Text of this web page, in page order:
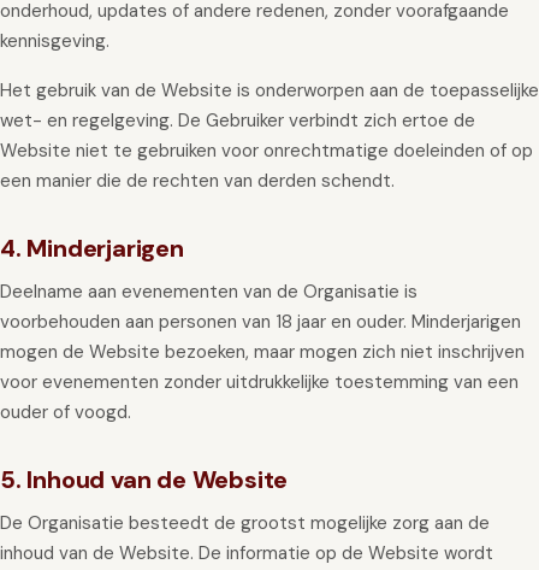
onderhoud, updates of andere redenen, zonder voorafgaande
kennisgeving.
Het gebruik van de Website is onderworpen aan de toepasselijke
wet- en regelgeving. De Gebruiker verbindt zich ertoe de
Website niet te gebruiken voor onrechtmatige doeleinden of op
een manier die de rechten van derden schendt.
4. Minderjarigen
Deelname aan evenementen van de Organisatie is
voorbehouden aan personen van 18 jaar en ouder. Minderjarigen
mogen de Website bezoeken, maar mogen zich niet inschrijven
voor evenementen zonder uitdrukkelijke toestemming van een
ouder of voogd.
5. Inhoud van de Website
De Organisatie besteedt de grootst mogelijke zorg aan de
inhoud van de Website. De informatie op de Website wordt